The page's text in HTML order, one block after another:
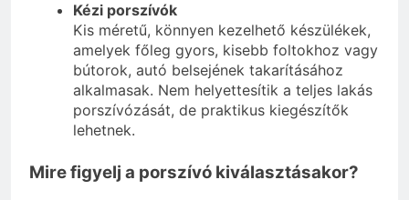
Kézi porszívók
Kis méretű, könnyen kezelhető készülékek,
amelyek főleg gyors, kisebb foltokhoz vagy
bútorok, autó belsejének takarításához
alkalmasak. Nem helyettesítik a teljes lakás
porszívózását, de praktikus kiegészítők
lehetnek.
Mire figyelj a porszívó kiválasztásakor?